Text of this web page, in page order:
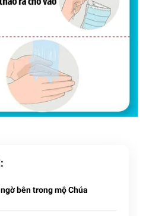
bên trong mộ Chúa